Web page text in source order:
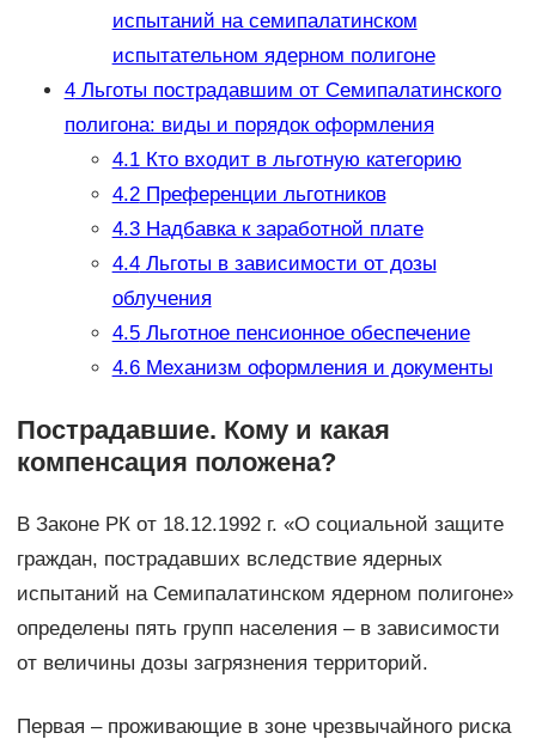
испытаний на семипалатинском
испытательном ядеpном полигоне
4Льготы пострадавшим от Cемипалатинского
полигона: виды и порядок оформления
4.1Кто входит в льготную категорию
4.2Преференции льготников
4.3Надбавка к заработной плате
4.4Льготы в зависимости от дозы
облучения
4.5Льготное пенсионное обеспечение
4.6Механизм оформления и документы
Пострадавшие. Кому и какая
компенсация положена?
В Законе РК от 18.12.1992 г. «О социальной защите
граждан, пострадавших вследствие ядерных
испытаний на Семипалатинском ядерном полигоне»
определены пять групп населения – в зависимости
от величины дозы загрязнения территорий.
Первая – проживающие в зоне чрезвычайного риска